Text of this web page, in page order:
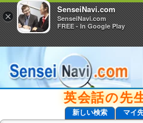
英会話の先
新しい検索 マイ
×
SenseiNavi.com
SenseiNavi.com
FREE - In Google Play
×
SenseiNavi.com
SenseiNavi.com
FREE - In Google Play